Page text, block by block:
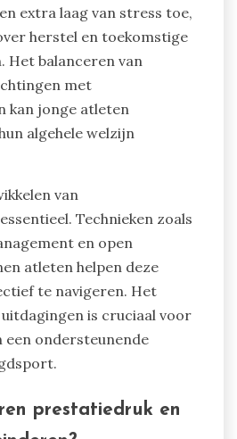
extra laag van stress toe,
herstel en toekomstige
Het balanceren van
met
kan jonge atleten
algehele welzijn
van
Technieken zoals
en open
atleten helpen deze
te navigeren. Het
is cruciaal voor
een ondersteunende
prestatiedruk en